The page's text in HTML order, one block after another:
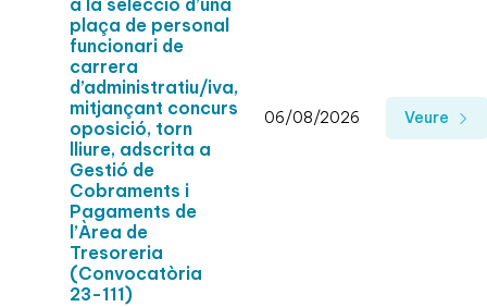
a la selecció d’una
plaça de personal
funcionari de
carrera
d’administratiu/iva,
mitjançant concurs
oposició, torn
lliure, adscrita a
Gestió de
Cobraments i
Pagaments de
l’Àrea de
Tresoreria
(Convocatòria
23-111)
06/08/2026 Veure